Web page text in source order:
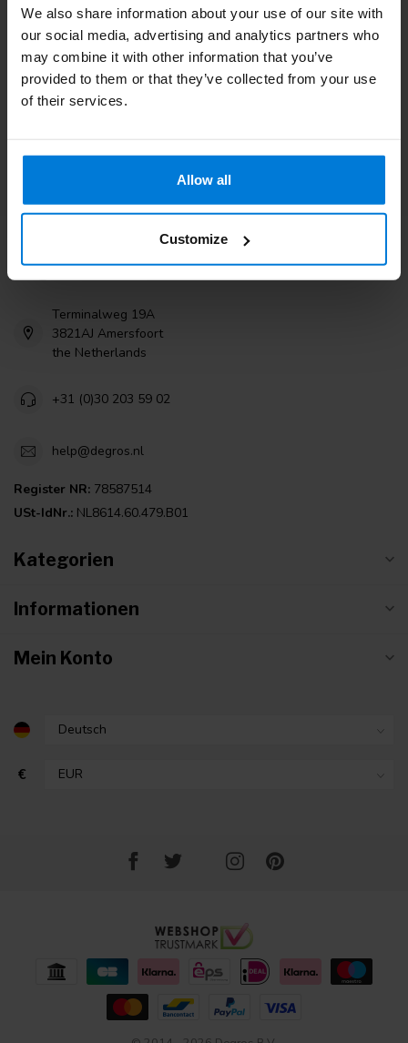
We also share information about your use of our site with
our social media, advertising and analytics partners who
may combine it with other information that you’ve
provided to them or that they’ve collected from your use
of their services.
Allow all
Customize
Zusatzinformation
Wenn Sie Fragen haben, wenden Sie sich bitte an unseren
Kundendienst. Oder lesen Sie unsere informativen Blogs.
Degros
Terminalweg 19A
3821AJ Amersfoort
the Netherlands
+31 (0)30 203 59 02
help@degros.nl
Register NR: 78587514
USt-IdNr.: NL8614.60.479.B01
Kategorien
Informationen
Mein Konto
€